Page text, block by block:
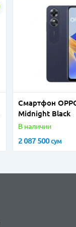
Смартфон
Midnight Black
В наличии
2 087 500сум